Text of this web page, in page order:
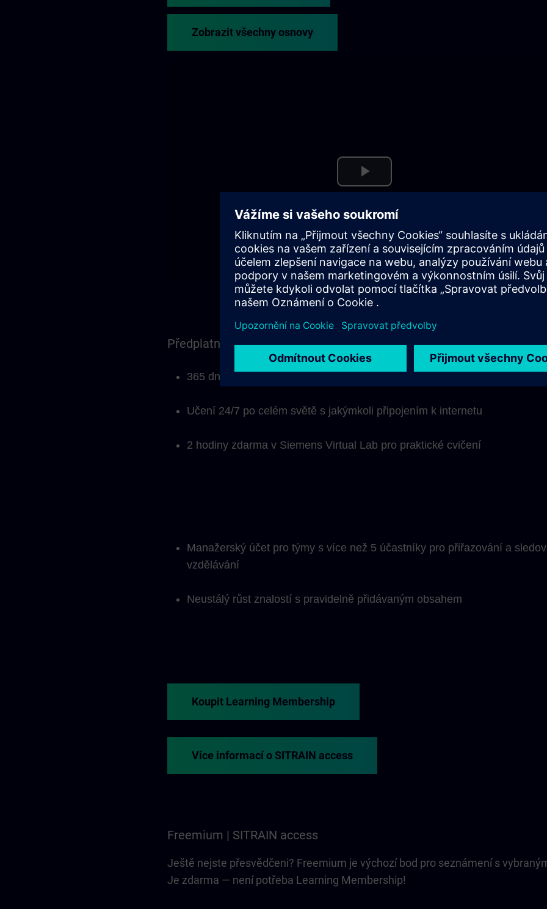
Zobrazit všechny osnovy
Play
Video
Předplatné Learning Membership zahrnuje:
365 dní neomezeného přístupu ke všem kurzům a vzdělávacím
Učení 24/7 po celém světě s jakýmkoli připojením k internetu
2 hodiny zdarma v Siemens Virtual Lab pro praktické cvičení
Manažerský účet pro týmy s více než 5 účastníky pro přiřazování a
vzdělávání
Neustálý růst znalostí s pravidelně přidávaným obsahem
Koupit Learning Membership
Více informací o SITRAIN access
Freemium | SITRAIN access
Ještě nejste přesvědčeni? Freemium je výchozí bod pro seznámení s
Je zdarma — není potřeba Learning Membership!